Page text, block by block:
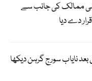
ممالک کی جانب سے
دے دیا
اور آئرلینڈ میں 27 سال بعد نایاب سورج گرہن دیکھا